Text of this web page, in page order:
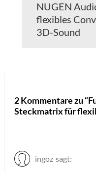
NUGEN
flexibles
3D-Sound
2 Kommentare zu
Steckmatrix für
ingoz sagt: